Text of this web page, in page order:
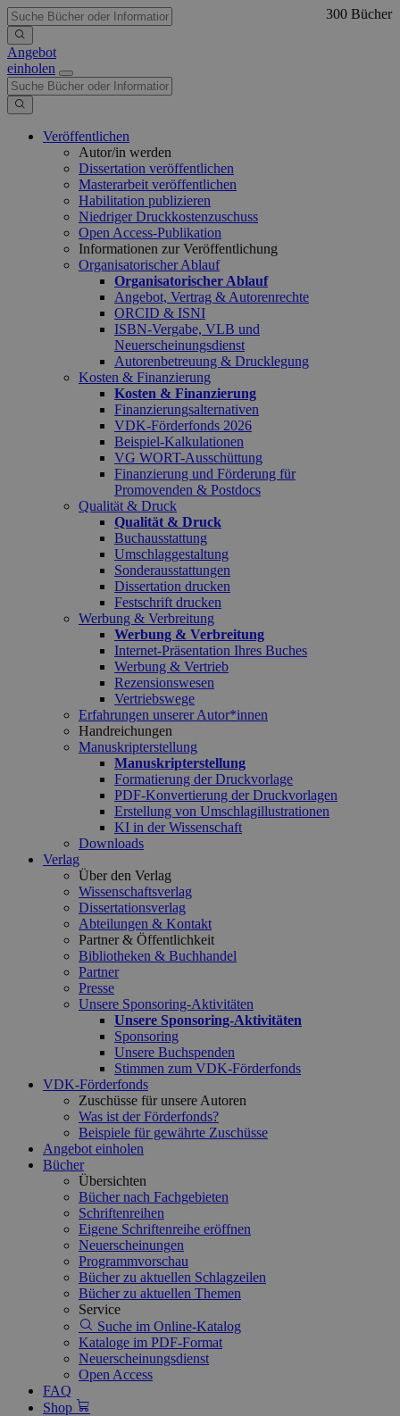
Angebot
einholen
Veröffentlichen
Autor/in werden
Dissertation veröffentlichen
Masterarbeit veröffentlichen
Habilitation publizieren
Niedriger Druckkostenzuschuss
Open Access-Publikation
Informationen zur Veröffentlichung
Organisatorischer Ablauf
Organisatorischer Ablauf
Angebot, Vertrag & Autorenrechte
ORCID & ISNI
ISBN-Vergabe, VLB und
Neuerscheinungsdienst
Autorenbetreuung & Drucklegung
Kosten & Finanzierung
Kosten & Finanzierung
Finanzierungsalternativen
VDK-Förderfonds 2026
Beispiel-Kalkulationen
VG WORT-Ausschüttung
Finanzierung und Förderung für
Promovenden & Postdocs
Qualität & Druck
Qualität & Druck
Buchausstattung
Umschlaggestaltung
Sonderausstattungen
Dissertation drucken
Festschrift drucken
Werbung & Verbreitung
Werbung & Verbreitung
Internet-Präsentation Ihres Buches
Werbung & Vertrieb
Rezensionswesen
Vertriebswege
Erfahrungen unserer Autor*innen
Handreichungen
Manuskripterstellung
Manuskripterstellung
Formatierung der Druckvorlage
PDF-Konvertierung der Druckvorlagen
Erstellung von Umschlagillustrationen
KI in der Wissenschaft
Downloads
Verlag
Über den Verlag
Wissenschaftsverlag
Dissertationsverlag
Abteilungen & Kontakt
Partner & Öffentlichkeit
Bibliotheken & Buchhandel
Partner
Presse
Unsere Sponsoring-Aktivitäten
Unsere Sponsoring-Aktivitäten
Sponsoring
Unsere Buchspenden
Stimmen zum VDK-Förderfonds
VDK-Förderfonds
Zuschüsse für unsere Autoren
Was ist der Förderfonds?
Beispiele für gewährte Zuschüsse
Angebot einholen
Bücher
Übersichten
Bücher nach Fachgebieten
Schriftenreihen
Eigene Schriftenreihe eröffnen
Neuerscheinungen
Programmvorschau
Bücher zu aktuellen Schlagzeilen
Bücher zu aktuellen Themen
Service
Suche im Online-Katalog
Kataloge im PDF-Format
Neuerscheinungsdienst
Open Access
FAQ
Shop
300 Bücher